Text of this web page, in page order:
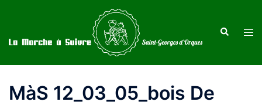
contenu
MàS 12_03_05_bois De